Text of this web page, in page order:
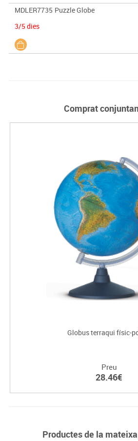
MDLER7735 Puzzle Globe
3/5 dies
Comprat
Globus terraqui físic-
Preu
28.46€
Productes de la